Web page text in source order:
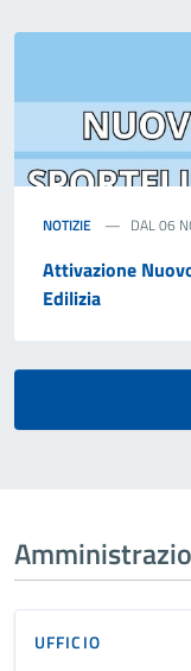
NOTIZIE DAL 06
Attivazione
Edilizia
UFFICIO